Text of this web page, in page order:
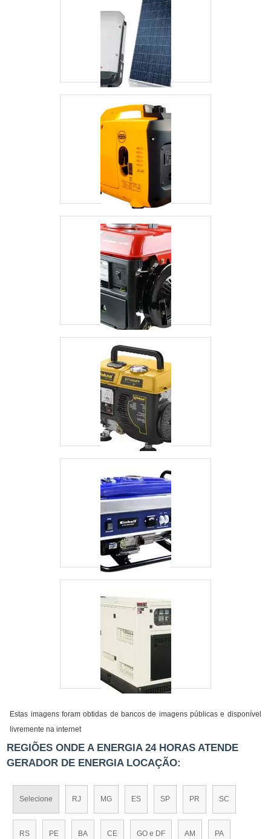
Estas imagens foram obtidas de bancos de imagens públicas e disponível
livremente na internet
REGIÕES ONDE A ENERGIA 24 HORAS ATENDE
GERADOR DE ENERGIA LOCAÇÃO:
Selecione RJ MG ES SP PR SC
RS PE BA CE GO e DF AM PA